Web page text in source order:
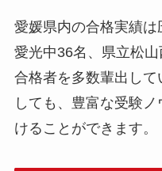
愛媛県内の合格実績は
愛光中36名、県立松
合格者を多数輩出して
しても、豊富な受験
けることができます。